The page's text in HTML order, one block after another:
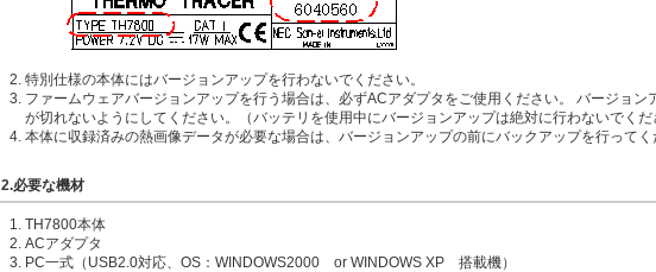
特別仕様の本体にはバージョンアップを行わないでください。
ファームウェアバージョンアップを行う場合は、必ずACアダプタをご使用ください。 バージョン
が切れないようにしてください。（バッテリを使用中にバージョンアップは絶対に行わないでくだ
本体に収録済みの熱画像データが必要な場合は、バージョンアップの前にバックアップを行ってく
2.必要な機材
TH7800本体
ACアダプタ
PC一式（USB2.0対応、OS：WINDOWS2000 or WINDOWS XP 搭載機）